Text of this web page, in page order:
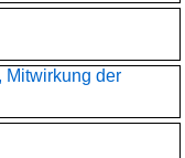
Mitwirkung der